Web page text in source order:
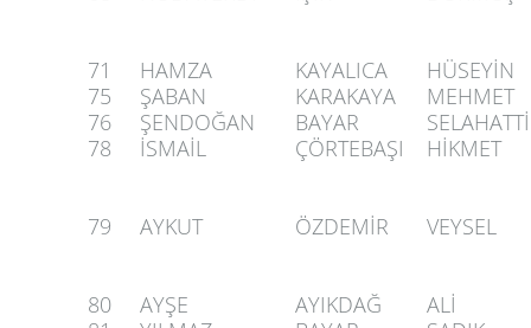
71 HAMZA KAYALICA
HÜSEYİN
75
ŞABAN KARAKAYA
MEHMET
76
ŞENDOĞAN BAYAR
78
İSMAİL ÇÖRTEBAŞI HİKMET
79 AYKUT ÖZDEMİR VEYSEL
80 AYŞE AYIKDAĞ
ALİ